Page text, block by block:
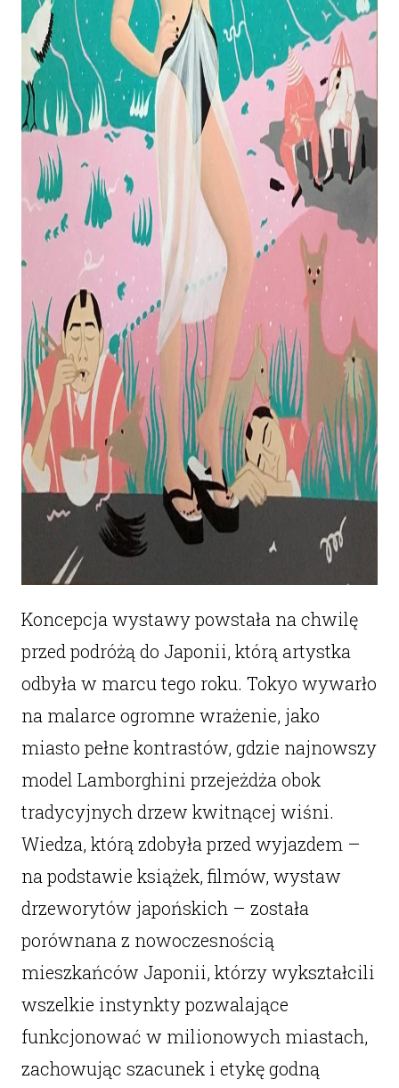
Koncepcja wystawy powstała na chwilę
przed podróżą do Japonii, którą artystka
odbyła w marcu tego roku. Tokyo wywarło
na malarce ogromne wrażenie, jako
miasto pełne kontrastów, gdzie najnowszy
model Lamborghini przejeżdża obok
tradycyjnych drzew kwitnącej wiśni.
Wiedza, którą zdobyła przed wyjazdem –
na podstawie książek, filmów, wystaw
drzeworytów japońskich – została
porównana z nowoczesnością
mieszkańców Japonii, którzy wykształcili
wszelkie instynkty pozwalające
funkcjonować w milionowych miastach,
zachowując szacunek i etykę godną